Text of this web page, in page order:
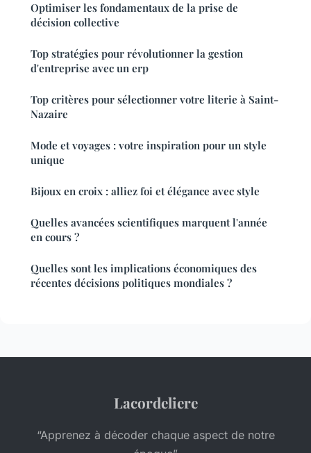
Optimiser les fondamentaux de la prise de
décision collective
Top stratégies pour révolutionner la gestion
d'entreprise avec un erp
Top critères pour sélectionner votre literie à Saint-
Nazaire
Mode et voyages : votre inspiration pour un style
unique
Bijoux en croix : alliez foi et élégance avec style
Quelles avancées scientifiques marquent l'année
en cours ?
Quelles sont les implications économiques des
récentes décisions politiques mondiales ?
Lacordeliere
“Apprenez à décoder chaque aspect de notre